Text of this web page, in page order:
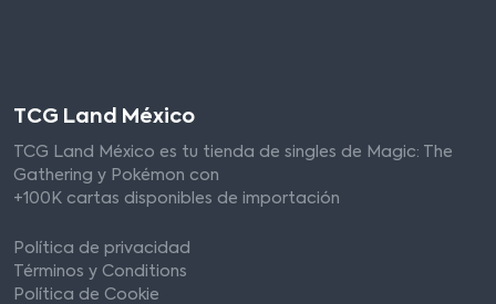
TCG Land México
TCG Land México es tu tienda de singles de Magic: The
Gathering y Pokémon con
+100K cartas disponibles de importación
Política de privacidad
Términos y Conditions
Política de Cookie